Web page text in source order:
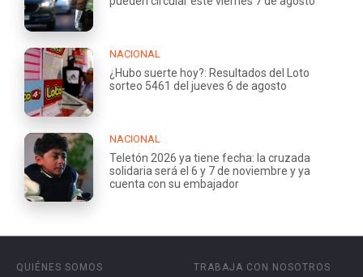
NACIONAL
¿Hubo suerte hoy?: Resultados del Loto
sorteo 5461 del jueves 6 de agosto
NACIONAL
Teletón 2026 ya tiene fecha: la cruzada
solidaria será el 6 y 7 de noviembre y ya
cuenta con su embajador
QUIÉNES SOMOS
TRABAJA CON NOSOTROS